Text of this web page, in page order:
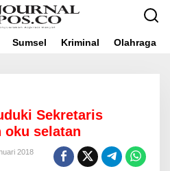
Sumsel Kriminal Olahraga
R
o
m
z
Sekretaris
oku selatan
2018